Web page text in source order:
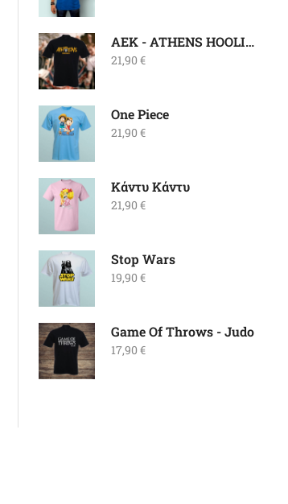
ΑΕΚ - ATHENS HOOLIGANS
21,90 €
One Piece
21,90 €
Κάντυ Κάντυ
21,90 €
Stop Wars
19,90 €
Game Of Throws - Judo
17,90 €